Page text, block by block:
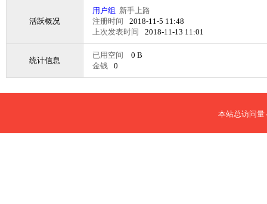
活跃概况
用户组 新手上路
注册时间
2018-11-5 11:48
上次发表时间
2018-11-13 11:01
统计信息
已用空间
0 B
金钱
0
本站总访问量